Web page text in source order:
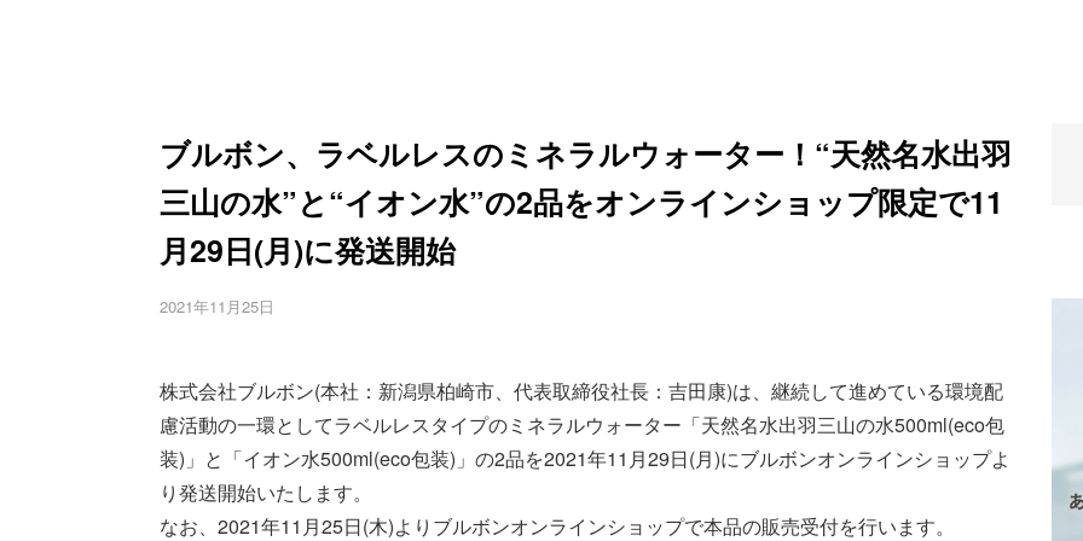
ブルボン、ラベルレスのミネラルウォーター！“天然名水出羽
三山の水”と“イオン水”の2品をオンラインショップ限定で11
月29日(月)に発送開始
2021年11月25日
株式会社ブルボン(本社：新潟県柏崎市、代表取締役社長：吉田康)は、継続して進めている環境配
慮活動の一環としてラベルレスタイプのミネラルウォーター「天然名水出羽三山の水500ml(eco包
装)」と「イオン水500ml(eco包装)」の2品を2021年11月29日(月)にブルボンオンラインショップよ
り発送開始いたします。
なお、2021年11月25日(木)よりブルボンオンラインショップで本品の販売受付を行います。